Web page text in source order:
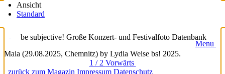
Ansicht
Standard
be subjective! Große Konzert- und Festivalfoto Datenbank
Menu
Maia (29.08.2025, Chemnitz) by Lydia Weise bs! 2025.
1 / 2 Vorwärts
zurück zum Magazin Impressum Datenschutz